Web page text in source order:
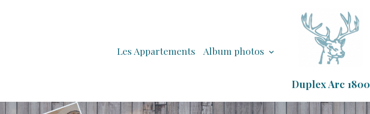
Les Appartements Album photos
Duplex Arc 1800